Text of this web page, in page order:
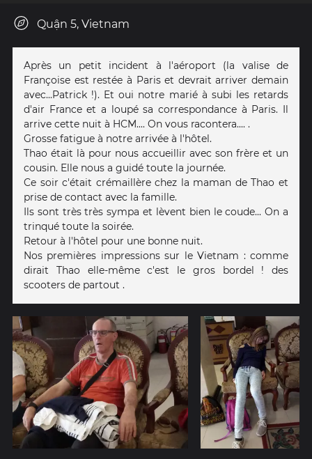
Quận 5, Vietnam
Après un petit incident à l'aéroport (la valise de
Françoise est restée à Paris et devrait arriver demain
avec...Patrick !). Et oui notre marié à subi les retards
d'air France et a loupé sa correspondance à Paris. Il
arrive cette nuit à HCM.... On vous racontera.... .
Grosse fatigue à notre arrivée à l'hôtel.
Thao était là pour nous accueillir avec son frère et un
cousin. Elle nous a guidé toute la journée.
Ce soir c'était crémaillère chez la maman de Thao et
prise de contact avec la famille.
Ils sont très très sympa et lèvent bien le coude... On a
trinqué toute la soirée.
Retour à l'hôtel pour une bonne nuit.
Nos premières impressions sur le Vietnam : comme
dirait Thao elle-même c'est le gros bordel ! des
scooters de partout .